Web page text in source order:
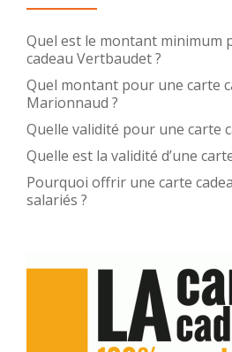
Quel est le montant minimum
cadeau Vertbaudet ?
Quel montant pour une carte
Marionnaud ?
Quelle validité pour une carte
Quelle est la validité d’une
Pourquoi offrir une carte
salariés ?